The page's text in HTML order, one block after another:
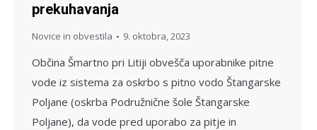
prekuhavanja
Novice in obvestila 9. oktobra, 2023
Občina Šmartno pri Litiji obvešča uporabnike pitne
vode iz sistema za oskrbo s pitno vodo Štangarske
Poljane (oskrba Podružnične šole Štangarske
Poljane), da vode pred uporabo za pitje in